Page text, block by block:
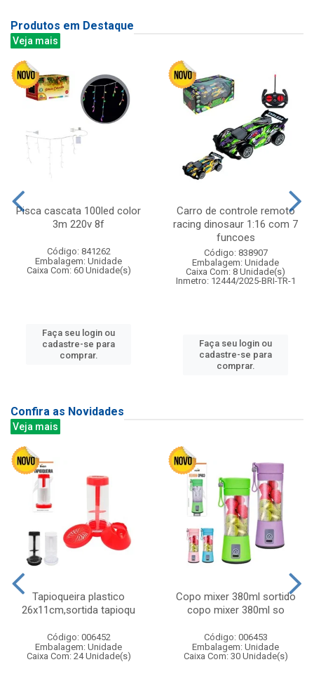
Produtos em Destaque
Veja mais
Pisca cascata 100led color
3m 220v 8f
Código: 841262
Embalagem: Unidade
Caixa Com: 60 Unidade(s)
Faça seu login ou
cadastre-se para
comprar.
Carro de controle remoto
racing dinosaur 1:16 com 7
funcoes
Código: 838907
Embalagem: Unidade
Caixa Com: 8 Unidade(s)
Inmetro: 12444/2025-BRI-TR-1
Faça seu login ou
cadastre-se para
comprar.
Confira as Novidades
Veja mais
Tapioqueira plastico
26x11cm,sortida tapioqu
Código: 006452
Embalagem: Unidade
Caixa Com: 24 Unidade(s)
Copo mixer 380ml sortido
copo mixer 380ml so
Código: 006453
Embalagem: Unidade
Caixa Com: 30 Unidade(s)